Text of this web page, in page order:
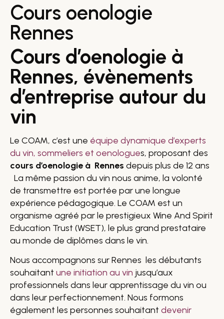
Cours oenologie
Rennes
Cours d’oenologie à
Rennes, évènements
d’entreprise autour du
vin
Le COAM, c’est une équipe dynamique d’experts
du vin, sommeliers et oenologues, proposant des
cours d’oenologie à Rennes depuis plus de 12 ans
La même passion du vin nous anime, la volonté
de transmettre est portée par une longue
expérience pédagogique. Le COAM est un
organisme agréé par le prestigieux Wine And Spirit
Education Trust (WSET), le plus grand prestataire
au monde de diplômes dans le vin.
Nous accompagnons sur Rennes les débutants
souhaitant une initiation au vin jusqu’aux
professionnels dans leur apprentissage du vin ou
dans leur perfectionnement. Nous formons
également les personnes souhaitant devenir